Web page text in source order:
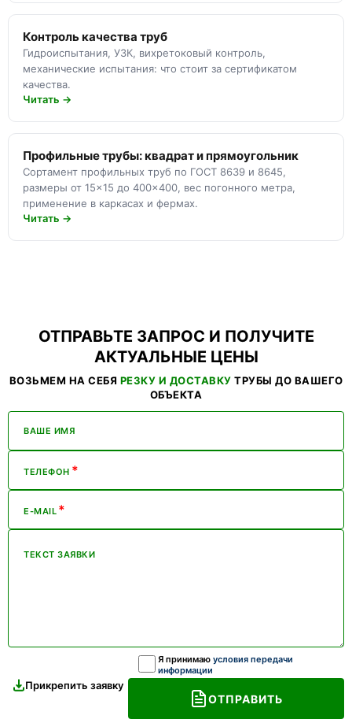
Контроль качества труб
Гидроиспытания, УЗК, вихретоковый контроль,
механические испытания: что стоит за сертификатом
качества.
Читать →
Профильные трубы: квадрат и прямоугольник
Сортамент профильных труб по ГОСТ 8639 и 8645,
размеры от 15×15 до 400×400, вес погонного метра,
применение в каркасах и фермах.
Читать →
ОТПРАВЬТЕ ЗАПРОС И ПОЛУЧИТЕ
АКТУАЛЬНЫЕ ЦЕНЫ
ВОЗЬМЕМ НА СЕБЯ РЕЗКУ И ДОСТАВКУ ТРУБЫ ДО ВАШЕГО
ОБЪЕКТА
ВАШЕ ИМЯ
ТЕЛЕФОН *
E-MAIL *
ТЕКСТ ЗАЯВКИ
Прикрепить заявку
Я принимаю условия передачи
информации
ОТПРАВИТЬ